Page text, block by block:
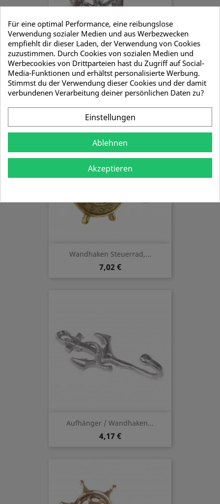
Wandhaken Steuerrad, Aluminium
5,83 €
Wandhaken Steuerrad,...
7,02 €
Aufhänger / Wandhaken...
4,17 €
Für eine optimal Performance, eine reibungslose
Verwendung sozialer Medien und aus Werbezwecken
empfiehlt dir dieser Laden, der Verwendung von Cookies
zuzustimmen. Durch Cookies von sozialen Medien und
Werbecookies von Drittparteien hast du Zugriff auf Social-
Media-Funktionen und erhältst personalisierte Werbung.
Stimmst du der Verwendung dieser Cookies und der damit
verbundenen Verarbeitung deiner persönlichen Daten zu?
Einstellungen
Ablehnen
Akzeptieren